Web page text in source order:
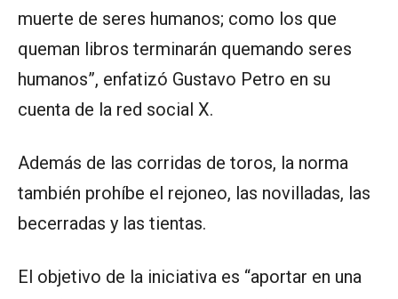
muerte de seres humanos; como los que
queman libros terminarán quemando seres
humanos”, enfatizó Gustavo Petro en su
cuenta de la red social X.
Además de las corridas de toros, la norma
también prohíbe el rejoneo, las novilladas, las
becerradas y las tientas.
El objetivo de la iniciativa es “aportar en una